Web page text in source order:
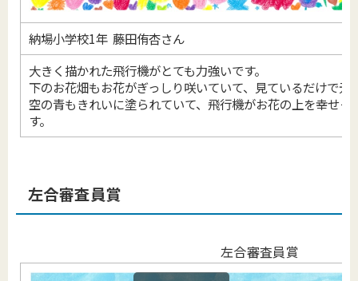
納場小学校1年 藤田侑杏さん
大きく描かれた飛行機がとても力強いです。
下のお花畑もお花がぎっしり咲いていて、見ているだけで元
空の青もきれいに塗られていて、飛行機がお花の上を幸せそ
す。
左合審査員賞
左合審査員賞